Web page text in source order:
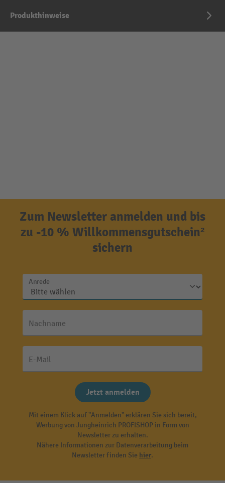
Produkthinweise
Zum Newsletter anmelden und bis
zu -10 % Willkommensgutschein²
sichern
Anrede
Nachname
E-Mail
Jetzt anmelden
Mit einem Klick auf "Anmelden" erklären Sie sich bereit,
Werbung von Jungheinrich PROFISHOP in Form von
Newsletter zu erhalten.
Nähere Informationen zur Datenverarbeitung beim
Newsletter finden Sie hier.